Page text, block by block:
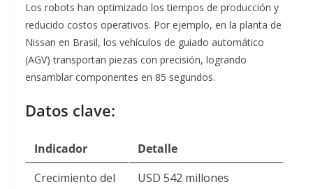
Los robots han optimizado los tiempos de producción y
reducido costos operativos. Por ejemplo, en la planta de
Nissan en Brasil, los vehículos de guiado automático
(AGV) transportan piezas con precisión, logrando
ensamblar componentes en 85 segundos.
Datos clave:
Indicador
Detalle
Crecimiento del
USD 542 millones